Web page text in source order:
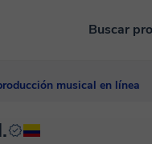
Buscar
musical en línea